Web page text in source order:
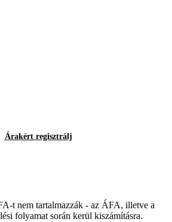
Árakért regisztrálj
t nem tartalmazzák - az ÁFA, illetve a
folyamat során kerül kiszámításra.